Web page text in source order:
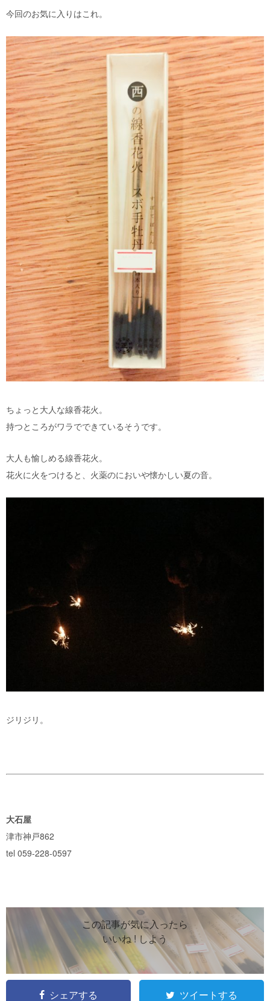
今回のお気に入りはこれ。
ちょっと大人な線香花火。
持つところがワラでできているそうです。
大人も愉しめる線香花火。
花火に火をつけると、火薬のにおいや懐かしい夏の音。
ジリジリ。
大石屋
津市神戸862
tel 059-228-0597
この記事が気に入ったら
いいね ! しよう
シェアする ツイートする